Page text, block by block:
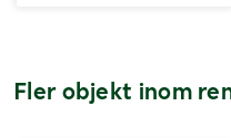
Fler objekt inom